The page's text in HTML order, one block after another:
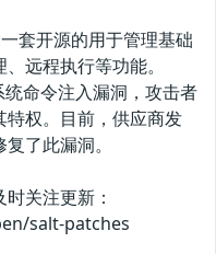
套开源的用于管理基础
远程执行等功能。
命令注入漏洞，攻击者
权。目前，供应商发
了此漏洞。
关注更新：
salt-patches